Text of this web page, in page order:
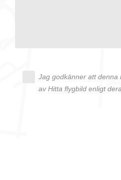
Jag godkänner att
av Hitta flygbild enligt